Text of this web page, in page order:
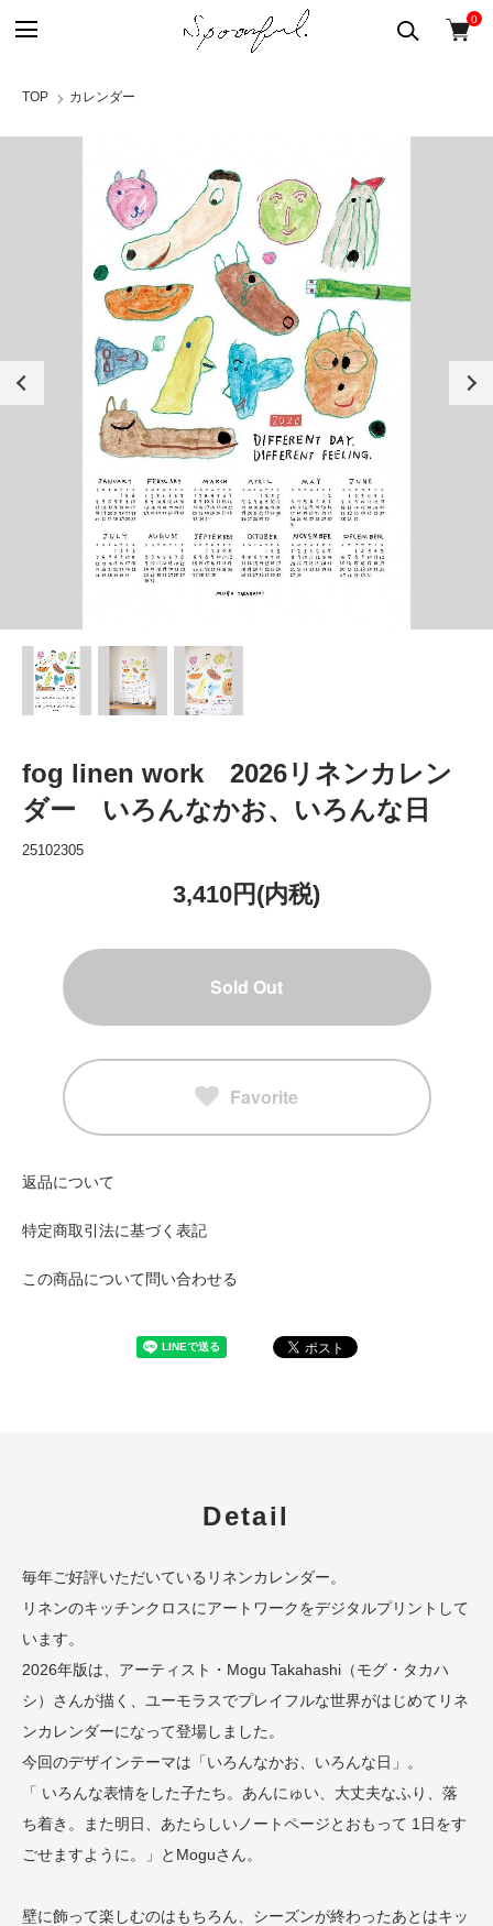
0
TOP カレンダー
fog linen work 2026リネンカレン
ダー いろんなかお、いろんな日
25102305
3,410円(内税)
Sold Out
Favorite
返品について
特定商取引法に基づく表記
この商品について問い合わせる
Detail
毎年ご好評いただいているリネンカレンダー。
リネンのキッチンクロスにアートワークをデジタルプリントして
います。
2026年版は、アーティスト・Mogu Takahashi（モグ・タカハ
シ）さんが描く、ユーモラスでプレイフルな世界がはじめてリネ
ンカレンダーになって登場しました。
今回のデザインテーマは「いろんなかお、いろんな日」。
「 いろんな表情をした子たち。あんにゅい、大丈夫なふり、落
ち着き。また明日、あたらしいノートページとおもって 1日をす
ごせますように。」とMoguさん。
壁に飾って楽しむのはもちろん、シーズンが終わったあとはキッ